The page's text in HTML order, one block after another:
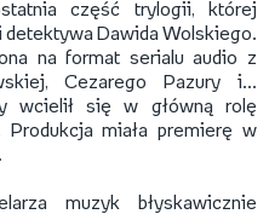
część trylogii, której
detektywa Dawida Wolskiego.
na format serialu audio z
Cezarego Pazury i...
wcielił się w główną rolę
miała premierę w
muzyk błyskawicznie